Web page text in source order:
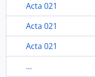
Acta 021
Acta 021
Acta 021
...